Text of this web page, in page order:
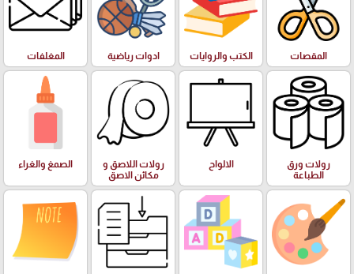
المقصات الكتب والروايات ادوات رياضية المغلفات
رولات ورق
الطباعة
الالواح
رولات اللاصق و
مكائن الاصق
الصمغ والغراء